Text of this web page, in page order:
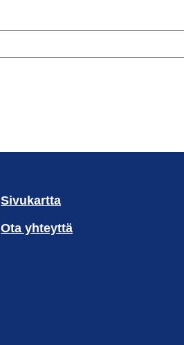
Sivukartta
Ota yhteyttä